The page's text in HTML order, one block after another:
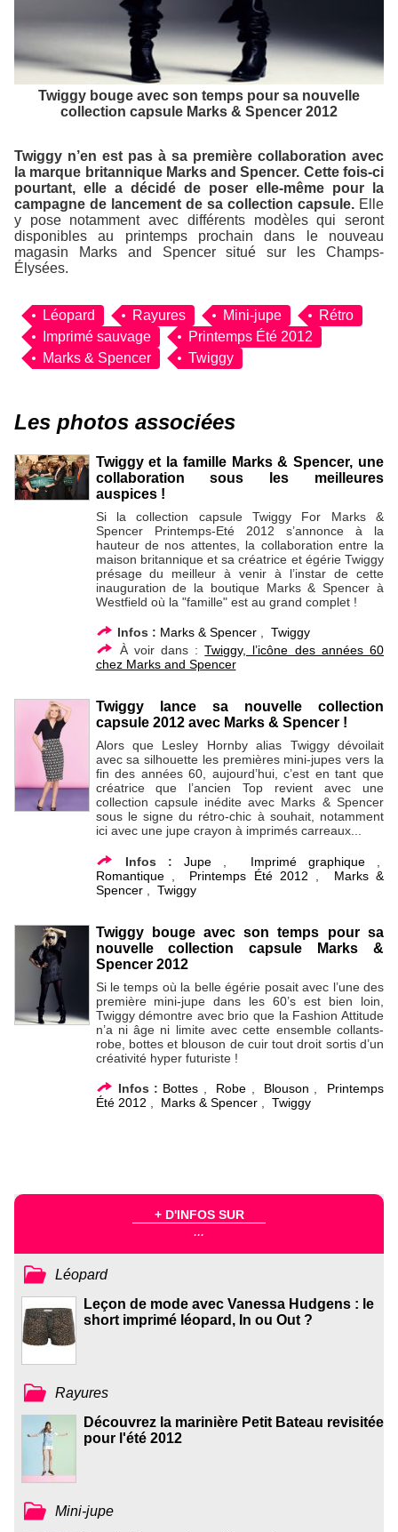
Twiggy bouge avec son temps pour sa nouvelle
collection capsule Marks & Spencer 2012
Twiggy n’en est pas à sa première collaboration avec
la marque britannique Marks and Spencer. Cette fois-ci
pourtant, elle a décidé de poser elle-même pour la
campagne de lancement de sa collection capsule. Elle
y pose notamment avec différents modèles qui seront
disponibles au printemps prochain dans le nouveau
magasin Marks and Spencer situé sur les Champs-
Élysées.
Léopard Rayures Mini-jupe
Rétro
Imprimé sauvage
Printemps Été 2012
Marks & Spencer
Twiggy
Les photos associées
Twiggy et la famille Marks & Spencer, une
collaboration sous les meilleures
auspices !
Si la collection capsule Twiggy For Marks &
Spencer Printemps-Eté 2012 s’annonce à la
hauteur de nos attentes, la collaboration entre la
maison britannique et sa créatrice et égérie Twiggy
présage du meilleur à venir à l’instar de cette
inauguration de la boutique Marks & Spencer à
Westfield où la "famille" est au grand complet !
Infos : Marks & Spencer, Twiggy
À voir dans :Twiggy, l’icône des années 60
chez Marks and Spencer
Twiggy lance sa nouvelle collection
capsule 2012 avec Marks & Spencer !
Alors que Lesley Hornby alias Twiggy dévoilait
avec sa silhouette les premières mini-jupes vers la
fin des années 60, aujourd’hui, c’est en tant que
créatrice que l’ancien Top revient avec une
collection capsule inédite avec Marks & Spencer
sous le signe du rétro-chic à souhait, notamment
ici avec une jupe crayon à imprimés carreaux...
Infos : Jupe Imprimé graphique,
Romantique, Printemps Été 2012
Marks &
Spencer, Twiggy
Twiggy bouge avec son temps pour sa
nouvelle collection capsule Marks &
Spencer 2012
Si le temps où la belle égérie posait avec l’une des
première mini-jupe dans les 60’s est bien loin,
Twiggy démontre avec brio que la Fashion Attitude
n’a ni âge ni limite avec cette ensemble collants-
robe, bottes et blouson de cuir tout droit sortis d’un
créativité hyper futuriste !
Infos : Bottes Robe Blouson
Printemps
Été 2012
Marks & Spencer, Twiggy
+ D'INFOS SUR
...
Léopard
Leçon de mode avec Vanessa Hudgens : le
short imprimé léopard, In ou Out ?
Rayures
Découvrez la marinière Petit Bateau revisitée
pour l'été 2012
Mini-jupe